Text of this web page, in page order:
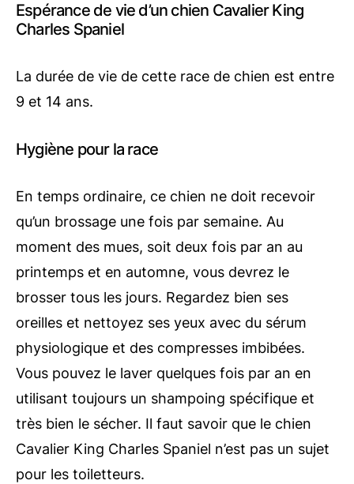
Espérance de vie d’un chien Cavalier King
Charles Spaniel
La durée de vie de cette race de chien est entre
9 et 14 ans.
Hygiène pour la race
En temps ordinaire, ce chien ne doit recevoir
qu’un brossage une fois par semaine. Au
moment des mues, soit deux fois par an au
printemps et en automne, vous devrez le
brosser tous les jours. Regardez bien ses
oreilles et nettoyez ses yeux avec du sérum
physiologique et des compresses imbibées.
Vous pouvez le laver quelques fois par an en
utilisant toujours un shampoing spécifique et
très bien le sécher. Il faut savoir que le chien
Cavalier King Charles Spaniel n’est pas un sujet
pour les toiletteurs.